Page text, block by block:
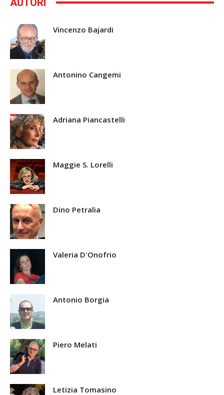
Vincenzo Bajardi
Antonino Cangemi
Adriana Piancastelli
Maggie S. Lorelli
Dino Petralia
Valeria D'Onofrio
Antonio Borgia
Piero Melati
Letizia Tomasino